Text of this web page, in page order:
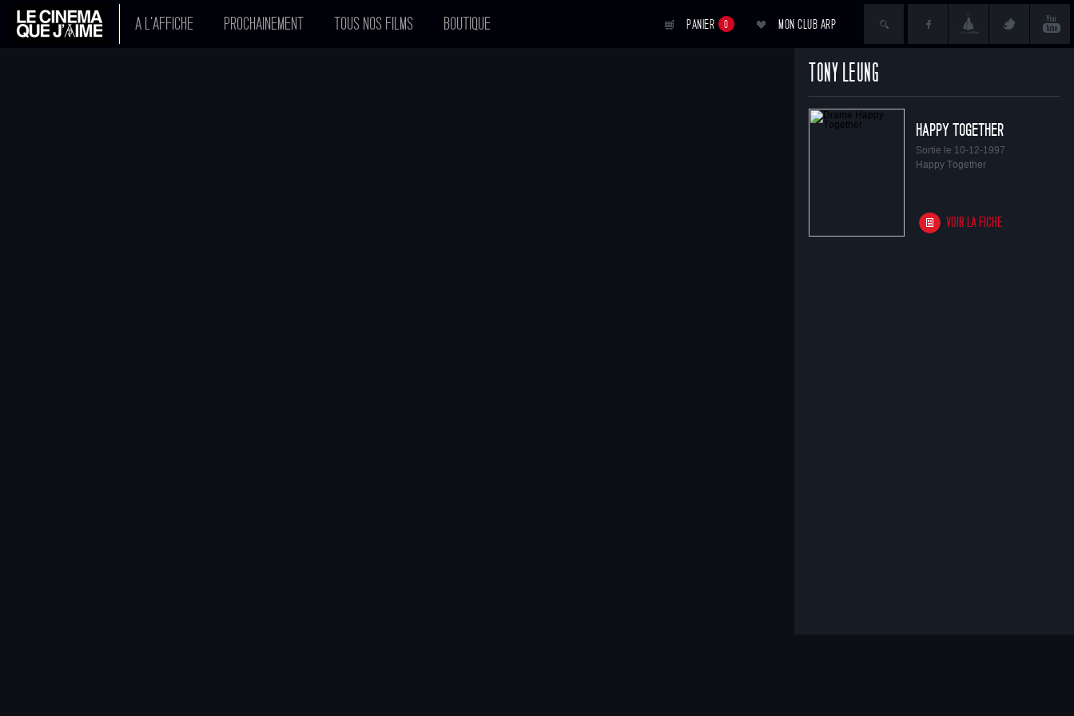
A L'AFFICHE PROCHAINEMENT TOUS NOS FILMS BOUTIQUE MON CLUB ARP
PANIER 0
TONY LEUNG
HAPPY TOGETHER
Sortie le 10-12-1997
Happy Together
VOIR LA FICHE